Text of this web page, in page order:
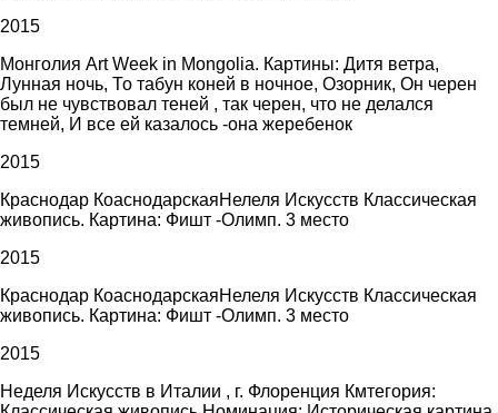
2015
Монголия Art Week in Mongolia. Картины: Дитя ветра,
Лунная ночь, То табун коней в ночное, Озорник, Он черен
был не чувствовал теней , так черен, что не делался
темней, И все ей казалось -она жеребенок
2015
Краснодар КоаснодарскаяНелеля Искусств Классическая
живопись. Картина: Фишт -Олимп. 3 место
2015
Краснодар КоаснодарскаяНелеля Искусств Классическая
живопись. Картина: Фишт -Олимп. 3 место
2015
Неделя Искусств в Италии , г. Флоренция Кмтегория: